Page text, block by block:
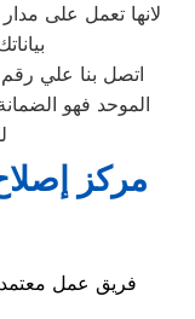
لانها تعمل على
اتصل بنا علي
الموحد فهو
مركز
فريق عمل